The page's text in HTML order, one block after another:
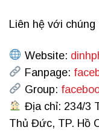
Liên hệ với
Website:
Fanpage:
Group:
Địa chỉ: 234/3
Thủ Đức, TP. Hồ